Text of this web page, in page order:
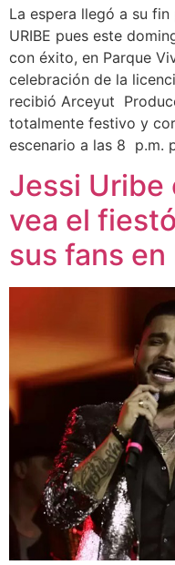
La espera llegó a su
URIBE pues este
con éxito, en Parque
celebración de la
recibió Arceyut
totalmente festivo y
escenario a las 8 p.m.
Jessi Uribe
vea el
sus fans en